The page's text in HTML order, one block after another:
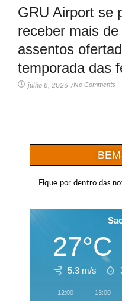
GRU Airport se
receber mais
assentos
temporada das
julho 8, 2026 /No Comments
Fique por dentro das
27°C
5.3 m/s
12:00 13:00